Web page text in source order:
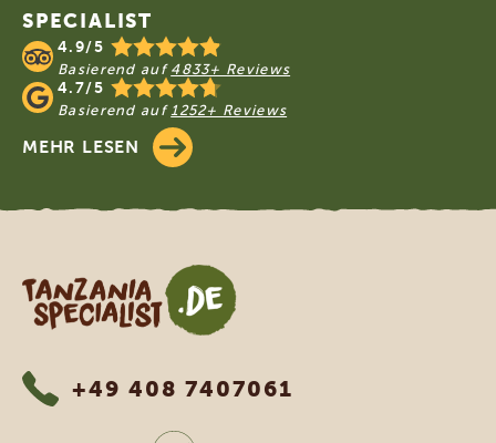
SPECIALIST
4.9/5
Basierend auf 4833+ Reviews
4.7/5
Basierend auf 1252+ Reviews
MEHR LESEN
Tanzania Specialist
+49 408 7407061